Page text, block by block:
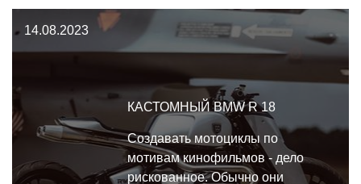
дальнейшую реализацию своей
идеи.
14.08.2023
КАСТОМНЫЙ BMW R 18
Создавать мотоциклы по
мотивам кинофильмов - дело
рискованное. Обычно они